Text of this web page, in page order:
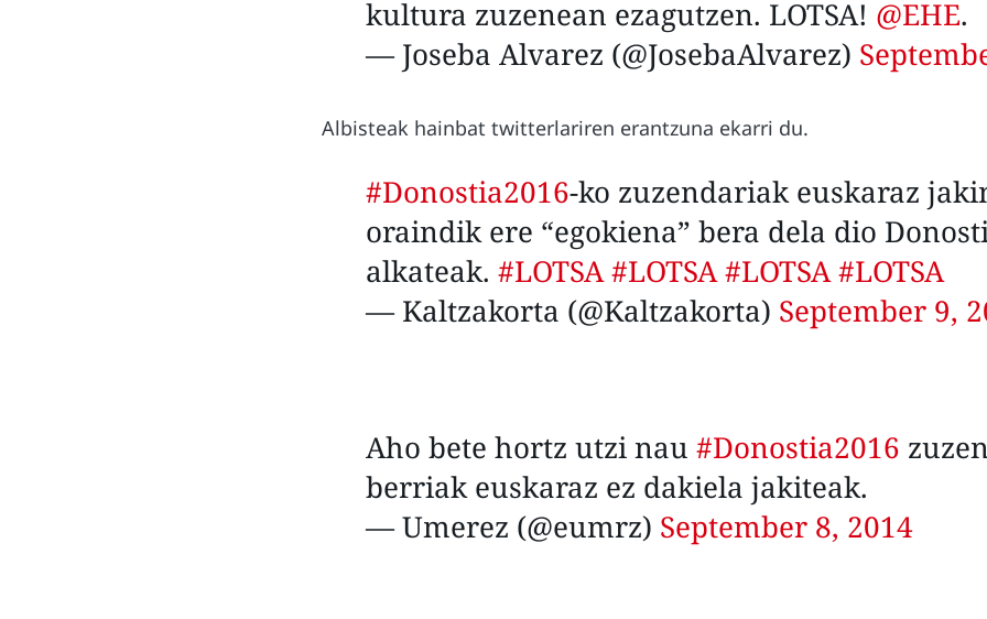
kultura zuzenean ezagutzen. LOTSA! @EHE.
— Joseba Alvarez (@JosebaAlvarez)
Albisteak hainbat twitterlariren erantzuna ekarri du.
#Donostia2016-ko zuzendariak euskaraz
oraindik ere “egokiena” bera dela dio
alkateak. #LOTSA#LOTSA#LOTSA#LOTSA
— Kaltzakorta (@Kaltzakorta) September 9,
Aho bete hortz utzi nau #Donostia2016
berriak euskaraz ez dakiela jakiteak.
— Umerez (@eumrz) September 8, 2014